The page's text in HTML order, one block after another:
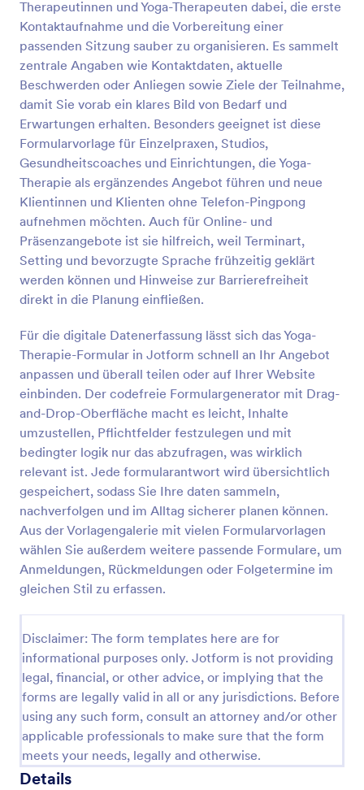
Therapeutinnen und Yoga-Therapeuten dabei, die erste
Kontaktaufnahme und die Vorbereitung einer
passenden Sitzung sauber zu organisieren. Es sammelt
zentrale Angaben wie Kontaktdaten, aktuelle
Beschwerden oder Anliegen sowie Ziele der Teilnahme,
damit Sie vorab ein klares Bild von Bedarf und
Erwartungen erhalten. Besonders geeignet ist diese
Formularvorlage für Einzelpraxen, Studios,
Gesundheitscoaches und Einrichtungen, die Yoga-
Therapie als ergänzendes Angebot führen und neue
Klientinnen und Klienten ohne Telefon-Pingpong
aufnehmen möchten. Auch für Online- und
Präsenzangebote ist sie hilfreich, weil Terminart,
Setting und bevorzugte Sprache frühzeitig geklärt
werden können und Hinweise zur Barrierefreiheit
direkt in die Planung einfließen.
Für die digitale Datenerfassung lässt sich das Yoga-
Therapie-Formular in Jotform schnell an Ihr Angebot
anpassen und überall teilen oder auf Ihrer Website
einbinden. Der codefreie Formulargenerator mit Drag-
and-Drop-Oberfläche macht es leicht, Inhalte
umzustellen, Pflichtfelder festzulegen und mit
bedingter logik nur das abzufragen, was wirklich
relevant ist. Jede formularantwort wird übersichtlich
gespeichert, sodass Sie Ihre daten sammeln,
nachverfolgen und im Alltag sicherer planen können.
Aus der Vorlagengalerie mit vielen Formularvorlagen
wählen Sie außerdem weitere passende Formulare, um
Anmeldungen, Rückmeldungen oder Folgetermine im
gleichen Stil zu erfassen.
Disclaimer: The form templates here are for
informational purposes only. Jotform is not providing
legal, financial, or other advice, or implying that the
forms are legally valid in all or any jurisdictions. Before
using any such form, consult an attorney and/or other
applicable professionals to make sure that the form
meets your needs, legally and otherwise.
Details
Vorschau
Vertraulichkeitserklärung Für Gruppentherapie Formular
Das Gruppentherapie-Vertraulichkeitsformular
erleichtert Praxen und Beratungsstellen die
Dokumentation von Vertraulichkeit und
Gruppenregeln vor dem Start einer
Gruppentherapie und unterstützt eine konsistente
Datenaufnahme mit Jotform.
Go to Category:
Einverständniserklärungen
Vorlage verwenden
Vorschau